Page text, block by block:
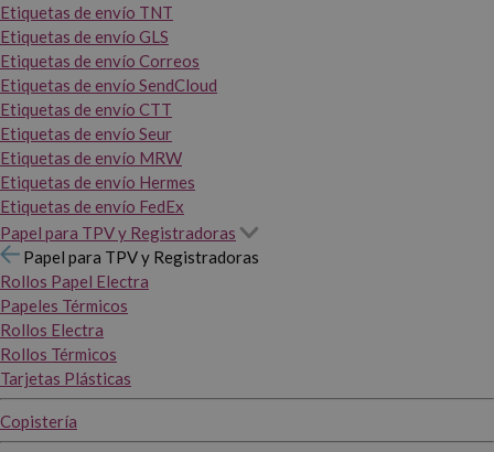
Etiquetas de envío TNT
Etiquetas de envío GLS
Etiquetas de envío Correos
Etiquetas de envío SendCloud
Etiquetas de envío CTT
Etiquetas de envío Seur
Etiquetas de envío MRW
Etiquetas de envío Hermes
Etiquetas de envío FedEx
Papel para TPV y Registradoras
Papel para TPV y Registradoras
Rollos Papel Electra
Papeles Térmicos
Rollos Electra
Rollos Térmicos
Tarjetas Plásticas
Copistería